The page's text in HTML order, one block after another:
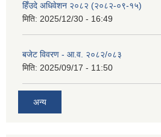
हिँउदे अधिवेशन २०८२ (२०८२-०९-१५)
मिति: 2025/12/30 - 16:49
बजेट विवरण - आ.व. २०८२/०८३
मिति: 2025/09/17 - 11:50
अन्य